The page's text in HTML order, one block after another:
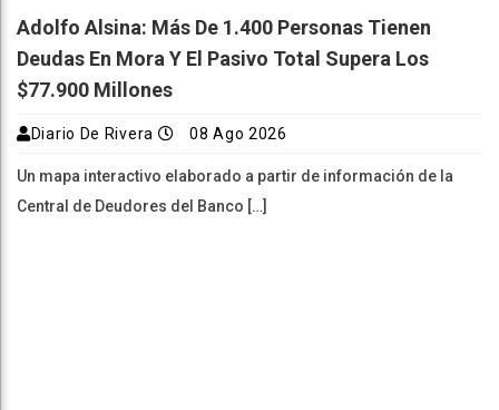
Adolfo Alsina: Más De 1.400 Personas Tienen
Deudas En Mora Y El Pasivo Total Supera Los
$77.900 Millones
Diario De Rivera 08 Ago 2026
Un mapa interactivo elaborado a partir de información de la
Central de Deudores del Banco […]